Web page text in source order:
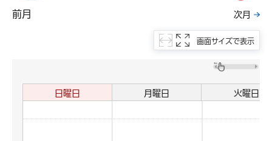
前月 次月
画面サイズで表示
日曜日 月曜日 火曜日